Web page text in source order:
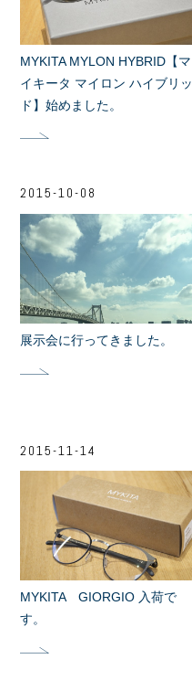
MYKITA MYLON HYBRID【マ
イキータ マイロン ハイブリッ
ド】始めました。
2015-10-08
展示会に行ってきました。
2015-11-14
MYKITA GIORGIO 入荷で
す。